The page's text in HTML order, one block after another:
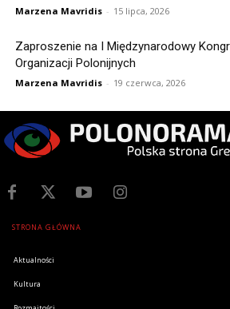
Marzena Mavridis - 15 lipca, 2026
Zaproszenie na I Międzynarodowy
Organizacji Polonijnych
Marzena Mavridis - 19 czerwca, 2026
STRONA GŁÓWNA
Aktualności
Kultura